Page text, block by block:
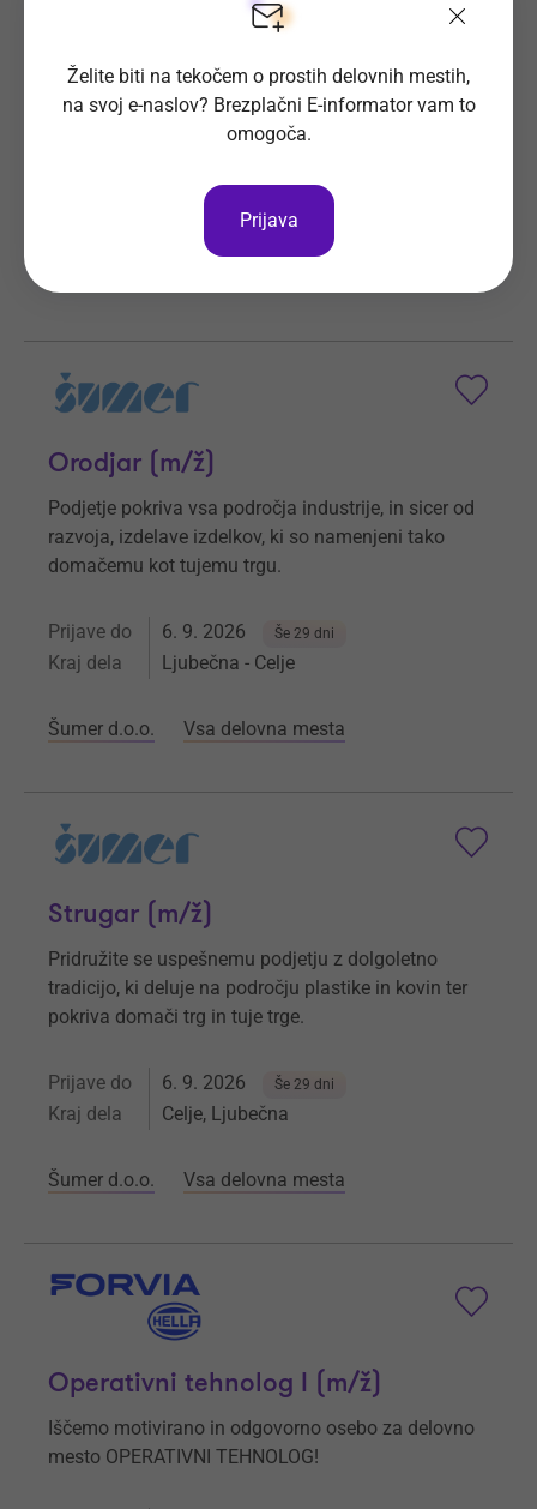
Operater na žični eroziji (m/ž)
Podjetje Šumer d.o.o. pokriva vsa področja
industrije.
6. 9. 2026 Še 29 dni
Orodjar (m/ž)
Podjetje pokriva vsa področja industrije, in sicer od
razvoja, izdelave izdelkov, ki so namenjeni tako
domačemu kot tujemu trgu.
Prijave do 6. 9. 2026 Še 29 dni
Kraj dela Ljubečna - Celje
Šumer d.o.o. Vsa delovna mesta
Strugar (m/ž)
Pridružite se uspešnemu podjetju z dolgoletno
tradicijo, ki deluje na področju plastike in kovin ter
pokriva domači trg in tuje trge.
Prijave do 6. 9. 2026 Še 29 dni
Kraj dela Celje, Ljubečna
Šumer d.o.o. Vsa delovna mesta
Operativni tehnolog I (m/ž)
Iščemo motivirano in odgovorno osebo za delovno
mesto OPERATIVNI TEHNOLOG!
Želite biti na tekočem o prostih delovnih mestih,
na svoj e-naslov? Brezplačni E-informator vam to
omogoča.
Prijava